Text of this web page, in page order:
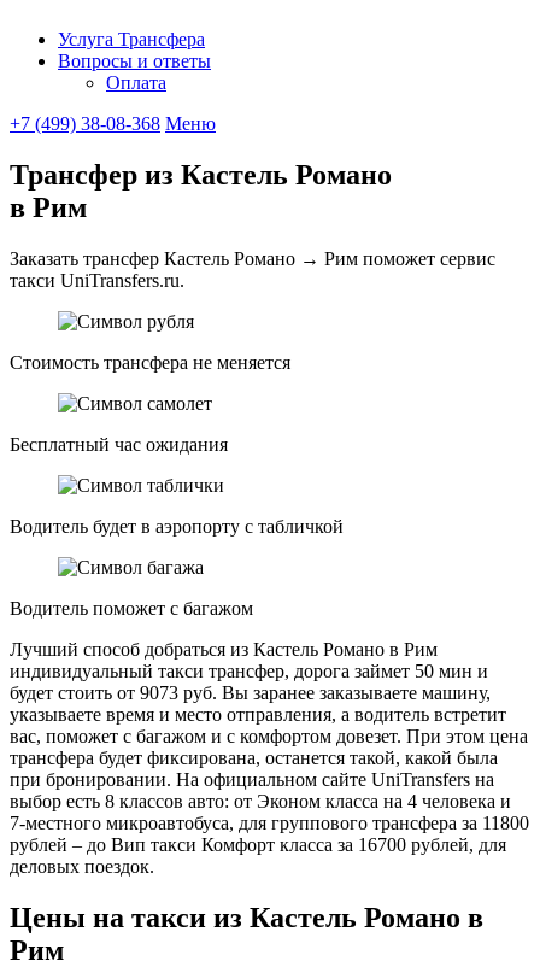
Услуга Трансфера
Вопросы и ответы
Оплата
+7 (499) 38-08-368 Меню
Трансфер из Кастель Романо
в Рим
Заказать трансфер Кастель Романо → Рим поможет сервис
такси UniTransfers.ru.
Стоимость трансфера не меняется
Бесплатный час ожидания
Водитель будет в аэропорту с табличкой
Водитель поможет с багажом
Лучший способ добраться из Кастель Романо в Рим
индивидуальный такси трансфер, дорога займет 50 мин и
будет стоить от 9073 руб. Вы заранее заказываете машину,
указываете время и место отправления, а водитель встретит
вас, поможет с багажом и с комфортом довезет. При этом цена
трансфера будет фиксирована, останется такой, какой была
при бронировании. На официальном сайте UniTransfers на
выбор есть 8 классов авто: от Эконом класса на 4 человека и
7-местного микроавтобуса, для группового трансфера за 11800
рублей – до Вип такси Комфорт класса за 16700 рублей, для
деловых поездок.
Цены на такси из Кастель Романо в
Рим